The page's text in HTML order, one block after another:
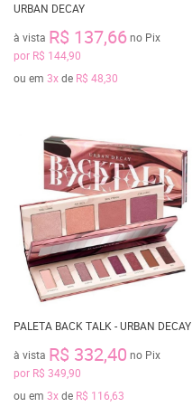
URBAN DECAY
à vista R$ 137,66no Pix
por R$ 144,90
ou em 3xde R$ 48,30
PALETA BACK TALK - URBAN DECAY
à vista R$ 332,40 no Pix
por R$ 349,90
ou em 3xde R$ 116,63